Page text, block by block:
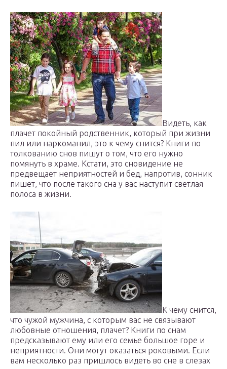
Видеть, как
плачет покойный родственник, который при жизни
пил или наркоманил, это к чему снится? Книги по
толкованию снов пишут о том, что его нужно
помянуть в храме. Кстати, это сновидение не
предвещает неприятностей и бед, напротив, сонник
пишет, что после такого сна у вас наступит светлая
полоса в жизни.
К чему снится,
что чужой мужчина, с которым вас не связывают
любовные отношения, плачет? Книги по снам
предсказывают ему или его семье большое горе и
неприятности. Они могут оказаться роковыми. Если
вам несколько раз пришлось видеть во сне в слезах